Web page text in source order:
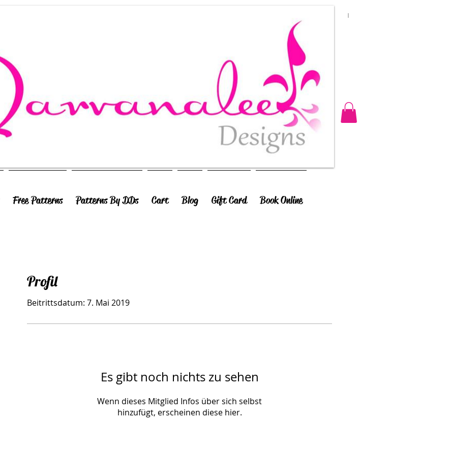
Free Patterns Patterns By DDs Cart Blog Gift Card Book Online
Profil
Beitrittsdatum: 7. Mai 2019
Es gibt noch nichts zu sehen
Wenn dieses Mitglied Infos über sich selbst
hinzufügt, erscheinen diese hier.